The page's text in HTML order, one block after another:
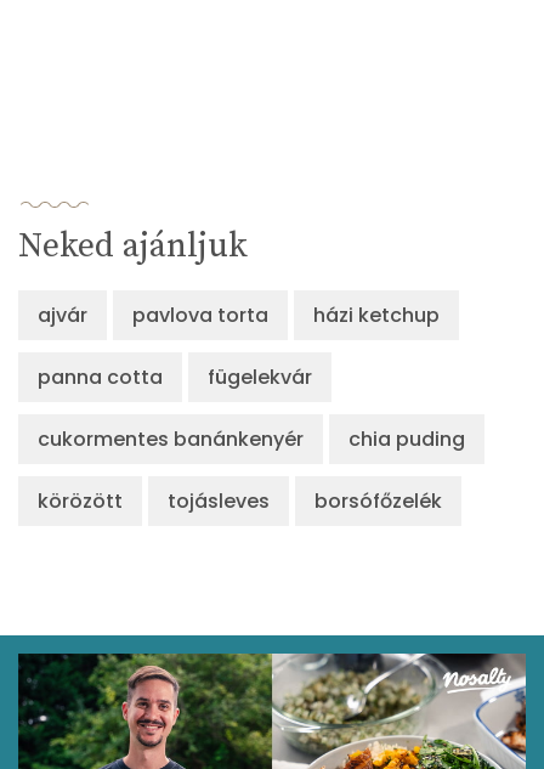
Neked ajánljuk
ajvár pavlova torta házi ketchup
panna cotta fügelekvár
cukormentes banánkenyér chia puding
körözött tojásleves borsófőzelék